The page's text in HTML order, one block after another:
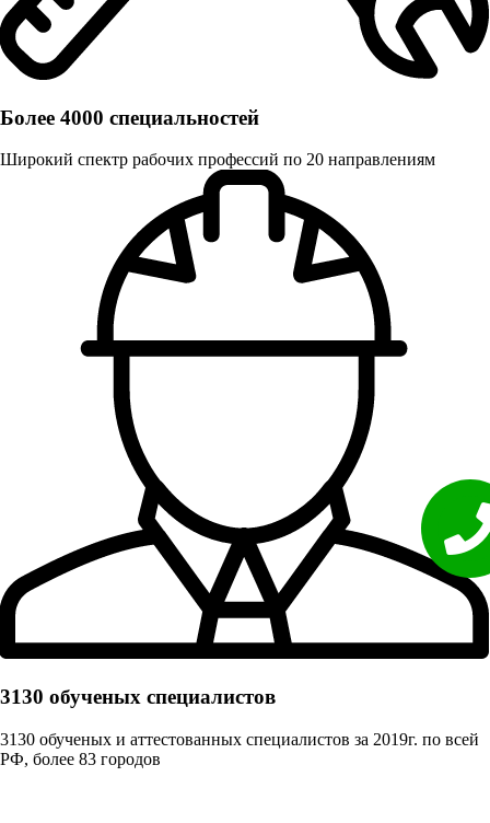
Более 4000 специальностей
Широкий спектр рабочих профессий по 20 направлениям
3130 обученых cпециалистов
3130 обученых и аттестованных специалистов за 2019г. по всей
РФ, более 83 городов